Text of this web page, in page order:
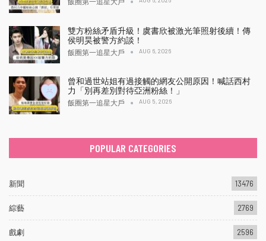
雙方粉絲矛盾升級！虞書欣被激光筆照射後續！傳
侯明昊被警方約談！
飯圈第一追星大戶 AUG 6, 2026
曾和過世站姐有過接觸的網友公開原因！喊話西村
力「別再差別對待亞洲粉絲！」
飯圈第一追星大戶 AUG 5, 2026
POPULAR CATEGORIES
新聞 13476
綜藝 2769
戲劇 2596